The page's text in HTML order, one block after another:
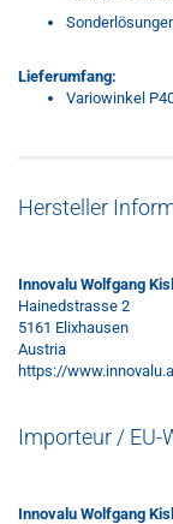
Lieferumfang:
Variowinkel
Hersteller
Innovalu Wolfgang
Hainedstrasse 2
5161 Elixhausen
Austria
https://
Importeur /
Innovalu Wolfgang